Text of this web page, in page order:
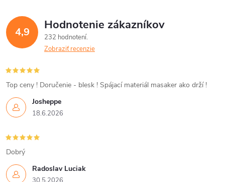
d
a
c
i
e
p
r
v
4,9 Hodnotenie zákazníkov
232 hodnotení
Zobraziť recenzie
Josheppe
18.6.2026
Top ceny ! Doručenie - blesk ! Spájací materiál masaker ako drží !
Radoslav Luciak
Dobrý